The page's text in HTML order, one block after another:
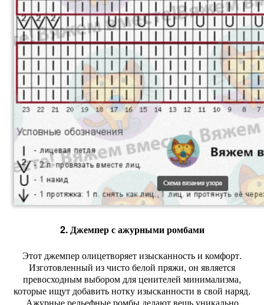
2. Джемпер с ажурными ромбами
Этот джемпер олицетворяет изысканность и комфорт.
Изготовленный из чисто белой пряжи, он является
превосходным выбором для ценителей минимализма,
которые ищут добавить нотку изысканности в свой наряд.